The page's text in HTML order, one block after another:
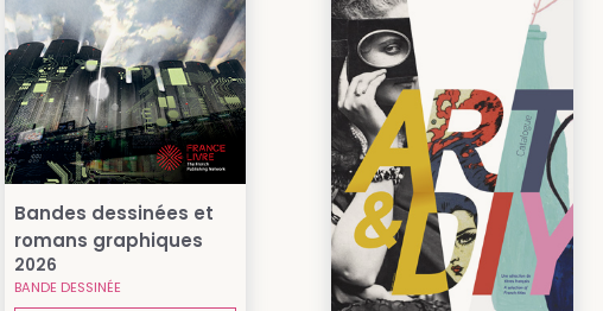
Bandes dessinées et
romans graphiques
2026
BANDE DESSINÉE